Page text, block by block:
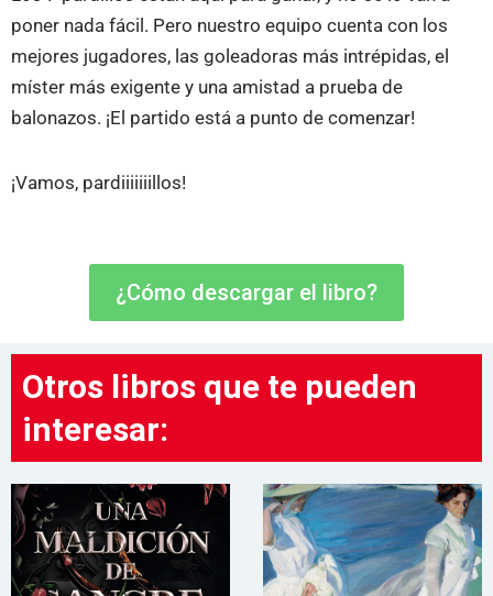
poner nada fácil. Pero nuestro equipo cuenta con los
mejores jugadores, las goleadoras más intrépidas, el
míster más exigente y una amistad a prueba de
balonazos. ¡El partido está a punto de comenzar!
¡Vamos, pardiiiiiiillos!
¿Cómo descargar el libro?
Otros libros que te pueden
interesar: